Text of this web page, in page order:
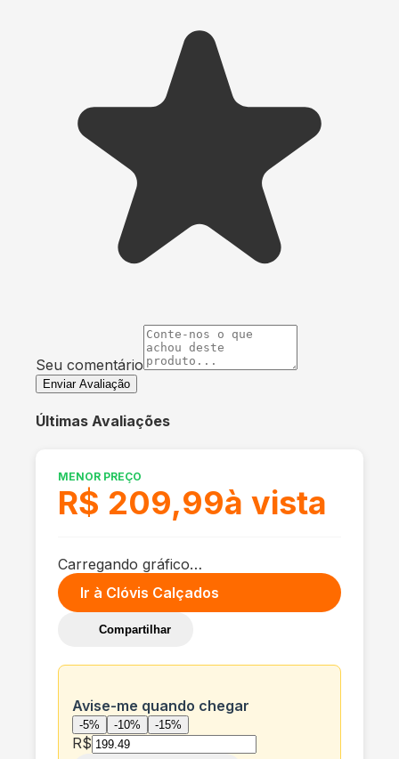
Seu comentário
Enviar Avaliação
Últimas Avaliações
MENOR PREÇO
R$ 209,99à vista
Carregando gráfico…
Ir à Clóvis Calçados
Compartilhar
Avise-me quando chegar
-5% -10% -15%
R$